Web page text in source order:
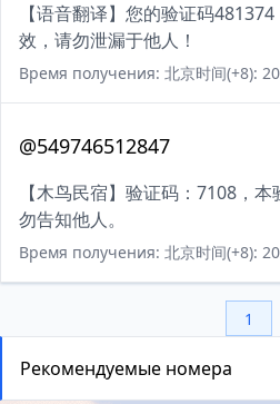
【语音翻译】您的验证码
效，请勿泄漏于他人！
Время получения: 北京时间(+8):
@549746512847
【木鸟民宿】验证码：7108，
勿告知他人。
Время получения: 北京时间(+8):
1
Рекомендуемые номера